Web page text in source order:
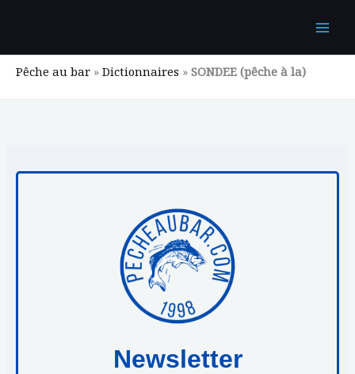
contenu
Pêche au bar » Dictionnaires » SONDEE (pêche à la)
Newsletter